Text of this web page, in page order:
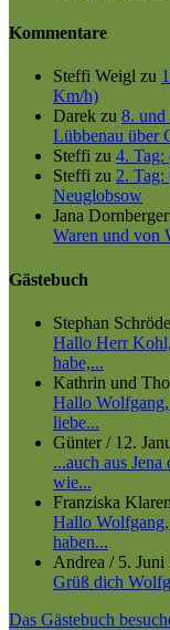
Kommentare
Steffi Weigl zu
Km/h)
Darek zu 8. und
Lübbenau über
Steffi zu 4. Tag:
Steffi zu 2. Tag:
Neuglobsow
Jana Dornberger
Waren und von
Gästebuch
Stephan
Hallo Herr Kohl,
habe,...
Kathrin und
Hallo
liebe...
Günter/ 12.
...auch aus
wie...
Franziska Klaren
Hallo Wolfgang,
haben...
Andrea / 5. Juni
Grüß dich
Das Gästebuch